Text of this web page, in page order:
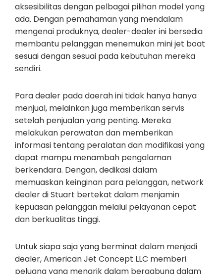
aksesibilitas dengan pelbagai pilihan model yang
ada. Dengan pemahaman yang mendalam
mengenai produknya, dealer-dealer ini bersedia
membantu pelanggan menemukan mini jet boat
sesuai dengan sesuai pada kebutuhan mereka
sendiri.
Para dealer pada daerah ini tidak hanya hanya
menjual, melainkan juga memberikan servis
setelah penjualan yang penting. Mereka
melakukan perawatan dan memberikan
informasi tentang peralatan dan modifikasi yang
dapat mampu menambah pengalaman
berkendara. Dengan, dedikasi dalam
memuaskan keinginan para pelanggan, network
dealer di Stuart bertekat dalam menjamin
kepuasan pelanggan melalui pelayanan cepat
dan berkualitas tinggi.
Untuk siapa saja yang berminat dalam menjadi
dealer, American Jet Concept LLC memberi
peluang yang menarik dalam bergabung dalam